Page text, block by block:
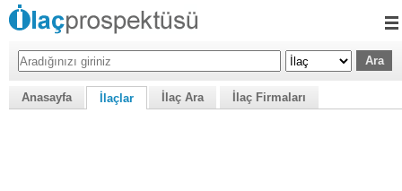
Anasayfa İlaçlar İlaç Ara İlaç Firmaları